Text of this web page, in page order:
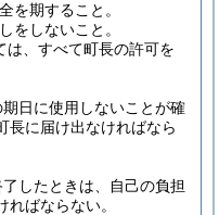
を期すること。
をしないこと。
は、すべて町長の許可を
日に使用しないことが確
長に届け出なければなら
したときは、自己の負担
ばならない。